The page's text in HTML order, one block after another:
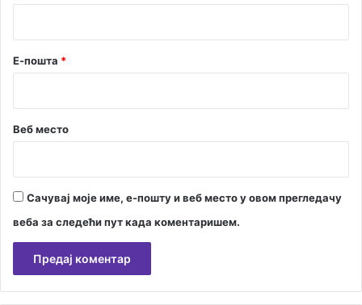
Е-пошта *
Веб место
Сачувај моје име, е-пошту и веб место у овом прегледачу
веба за следећи пут када коментаришем.